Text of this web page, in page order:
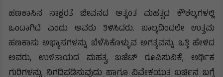
ಹಣಕಾಸಿನ ಸಾಕ್ಷರತೆ ಜೀವನದ ಅತ್ಯಂತ ಮಹತ್ವದ ಕೌಶಲ್ಯಗಳಲ್ಲಿ
ಒಂದಾಗಿದೆ ಎಂದು ಅವರು ತಿಳಿಸಿದರು. ಬಾಲ್ಯದಿಂದಲೇ ಉತ್ತಮ
ಹಣಕಾಸು ಅಭ್ಯಾಸಗಳನ್ನು ಬೆಳೆಸಿಕೊಳ್ಳುವ ಅಗತ್ಯವನ್ನು ಒತ್ತಿ ಹೇಳಿದ
ಅವರು, ಉಳಿತಾಯದ ಮಹತ್ವ, ಬಜೆಟ್ ರೂಪಿಸುವಿಕೆ, ಆರ್ಥಿಕ
ಗುರಿಗಳನ್ನು ನಿಗದಿಪಡಿಸುವುದು ಹಾಗೂ ವಿವೇಕಯುತ ಖರ್ಚಿನ ಬಗ್ಗೆ